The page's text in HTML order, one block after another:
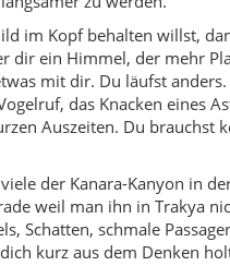
Humor – aber fast
ungefragt sagt, wo der
so ruhig sind, als
eine Philosophie. Du
Erst ein paar
Abstecher in ein
Saray belohnt genau
bleiben. Und wenn